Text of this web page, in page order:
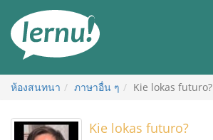
สารบัญ
ห้องสนทนา ภาษาอื่น ๆ Kie lokas futuro?
Kie lokas futuro?